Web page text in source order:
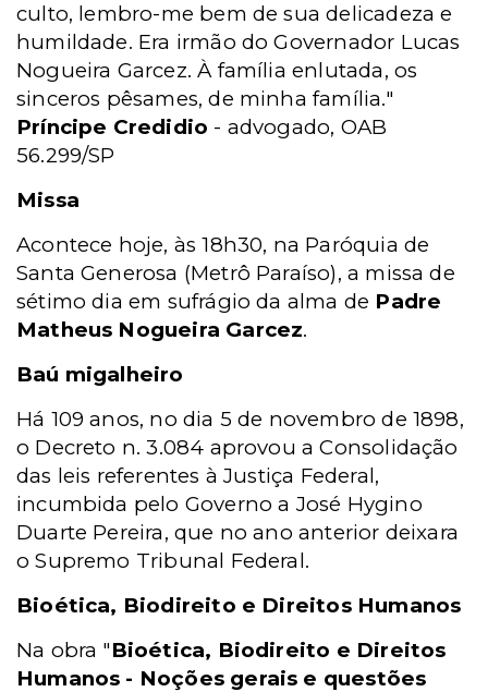
culto, lembro-me bem de sua delicadeza e
humildade. Era irmão do Governador Lucas
Nogueira Garcez. À família enlutada, os
sinceros pêsames, de minha família."
Príncipe Credidio - advogado, OAB
56.299/SP
Missa
Acontece hoje, às 18h30, na Paróquia de
Santa Generosa (Metrô Paraíso), a missa de
sétimo dia em sufrágio da alma de Padre
Matheus Nogueira Garcez.
Baú migalheiro
Há 109 anos, no dia 5 de novembro de 1898,
o Decreto n. 3.084 aprovou a Consolidação
das leis referentes à Justiça Federal,
incumbida pelo Governo a José Hygino
Duarte Pereira, que no ano anterior deixara
o Supremo Tribunal Federal.
Bioética, Biodireito e Direitos Humanos
Na obra "Bioética, Biodireito e Direitos
Humanos - Noções gerais e questões